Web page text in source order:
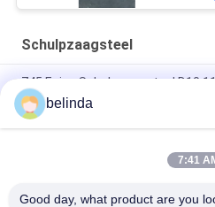
Schulpzaagsteel
745 Enige Schulpzaagsteel D10
Steel 158 Uni-Gewicht 9W7382
Schulpzaag
Gele Schulpzaag 8E5347 D8 van
belinda
7:41
Good day, what product are you